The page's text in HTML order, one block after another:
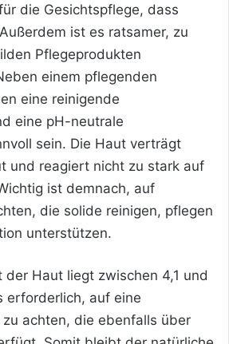
die Gesichtspflege, dass
ist es ratsamer, zu
Pflegeprodukten
einem pflegenden
eine reinigende
eine pH-neutrale
sein. Die Haut verträgt
und reagiert nicht zu stark auf
ist demnach, auf
die solide reinigen, pflegen
unterstützen.
der Haut liegt zwischen 4,1 und
erforderlich, auf eine
achten, die ebenfalls über